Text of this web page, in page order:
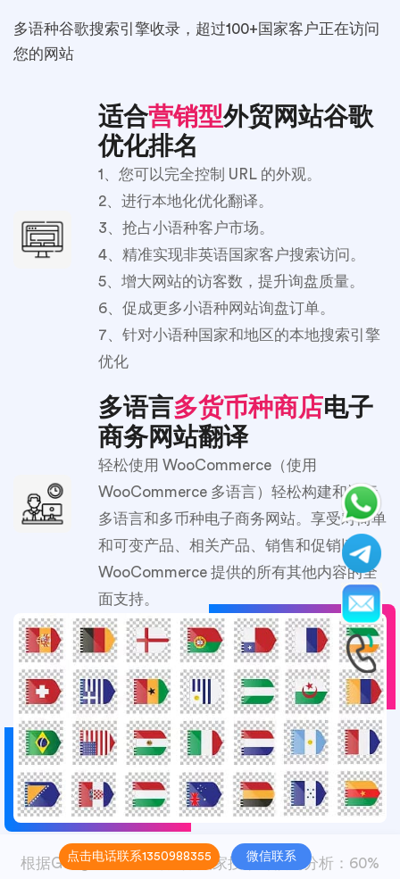
多语种谷歌搜索引擎收录，超过100+国家客户正在访问
您的网站
适合营销型外贸网站谷歌
优化排名
1、您可以完全控制 URL 的外观。
2、进行本地化优化翻译。
3、抢占小语种客户市场。
4、精准实现非英语国家客户搜索访问。
5、增大网站的访客数，提升询盘质量。
6、促成更多小语种网站询盘订单。
7、针对小语种国家和地区的本地搜索引擎
优化
多语言多货币种商店电子
商务网站翻译
轻松使用 WooCommerce（使用
WooCommerce 多语言）轻松构建和运行
多语言和多币种电子商务网站。享受对简单
和可变产品、相关产品、销售和促销以及
WooCommerce 提供的所有其他内容的全
面支持。
根据Google Trends对国际买家搜索习惯的分析：60%
点击电话联系1350988355 微信联系